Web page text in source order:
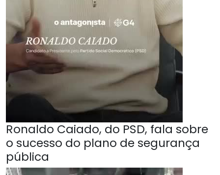
Ronaldo Caiado, do PSD, fala sobre
o sucesso do plano de segurança
pública